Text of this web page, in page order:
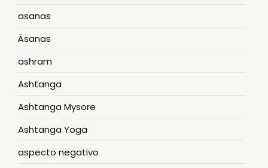
asanas
Ásanas
ashram
Ashtanga
Ashtanga Mysore
Ashtanga Yoga
aspecto negativo